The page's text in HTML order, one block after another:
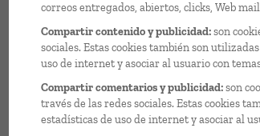
correos entregados, abiertos, clicks, Web
Compartir contenido y publicidad:son
sociales. Estas cookies también son
uso de internet y asociar al usuario con
Compartir comentarios y publicidad:son
través de las redes sociales. Estas cookies
estadísticas de uso de internet y asociar al